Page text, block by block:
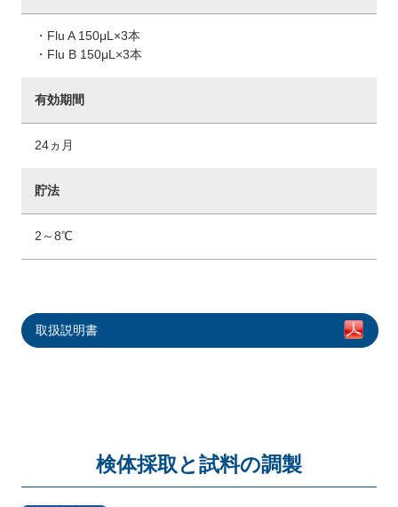
・Flu A 150μL×3本
・Flu B 150μL×3本
有効期間
24ヵ月
貯法
2～8℃
取扱説明書
検体採取と試料の調製